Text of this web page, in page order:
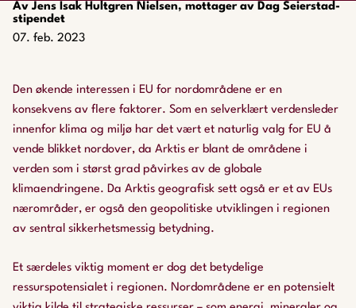
Av Jens Isak Hultgre​​​​​​​n Nielsen, mottager av Dag Seierstad-
stipendet
07. feb. 2023
Den økende interessen i EU for nordområdene er en
konsekvens av flere faktorer. Som en selverklært verdensleder
innenfor klima og miljø har det vært et naturlig valg for EU å
vende blikket nordover, da Arktis er blant de områdene i
verden som i størst grad påvirkes av de globale
klimaendringene. Da Arktis geografisk sett også er et av EUs
nærområder, er også den geopolitiske utviklingen i regionen
av sentral sikkerhetsmessig betydning.
Et særdeles viktig moment er dog det betydelige
ressurspotensialet i regionen. Nordområdene er en potensielt